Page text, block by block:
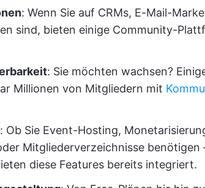
: Wenn Sie auf CRMs, E-Mail-
sind, bieten einige Community-
: Sie möchten wachsen?
Millionen von Mitgliedern mit
: Ob Sie Event-Hosting,
Mitgliederverzeichnisse benötigen
diese Features bereits integriert.